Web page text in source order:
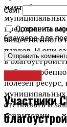
марта будет
муниципальных
предложены
общественного
парков. И они
в
работе
полезен
муниципальных
отстаивать и
территории.
Сайт
Сохранить
браузере для
Участники